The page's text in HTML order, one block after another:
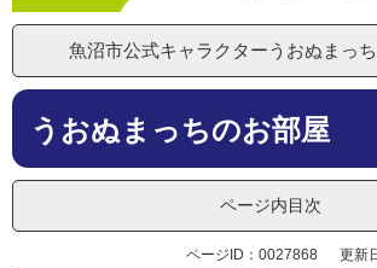
魚沼市公式キャラクターうおぬまっ
本
うおぬまっちのお部屋
ページ内目次
ページID：0027868 更新